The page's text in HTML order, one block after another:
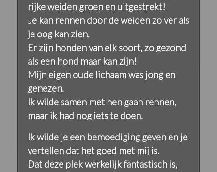
rijke weiden groen en uitgestrekt!
Je kan rennen door de weiden zo ver als
je oog kan zien.
Er zijn honden van elk soort, zo gezond
als een hond maar kan zijn!
Mijn eigen oude lichaam was jong en
genezen.
Ik wilde samen met hen gaan rennen,
maar ik had nog iets te doen.
Ik wilde je een bemoediging geven en je
vertellen dat het goed met mij is.
Dat deze plek werkelijk fantastisch is,